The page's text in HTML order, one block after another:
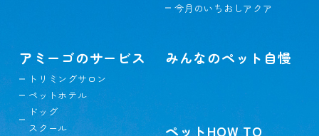
今月のいちおしアクア
アミーゴのサービス
トリミングサロン
ペットホテル
ドッグ
スクール
みんなのペット自慢
ペットHOW TO